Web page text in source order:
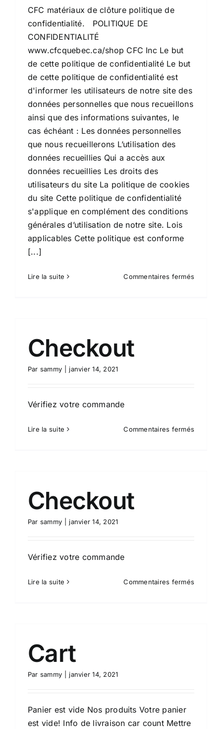
CFC matériaux de clôture politique de
confidentialité. POLITIQUE DE
CONFIDENTIALITÉ
www.cfcquebec.ca/shop CFC Inc Le but
de cette politique de confidentialité Le but
de cette politique de confidentialité est
d'informer les utilisateurs de notre site des
données personnelles que nous recueillons
ainsi que des informations suivantes, le
cas échéant : Les données personnelles
que nous recueillerons L’utilisation des
données recueillies Qui a accès aux
données recueillies Les droits des
utilisateurs du site La politique de cookies
du site Cette politique de confidentialité
s'applique en complément des conditions
générales d’utilisation de notre site. Lois
applicables Cette politique est conforme
[...]
Lire la suite Commentaires ferméssur
Checkout
Par sammy janvier 14, 2021
Vérifiez votre commande
Lire la suite Commentaires ferméssur
Checkout
Par sammy janvier 14, 2021
Vérifiez votre commande
Lire la suite Commentaires ferméssur
Cart
Par sammy janvier 14, 2021
Panier est vide Nos produits Votre panier
est vide! Info de livraison car count Mettre